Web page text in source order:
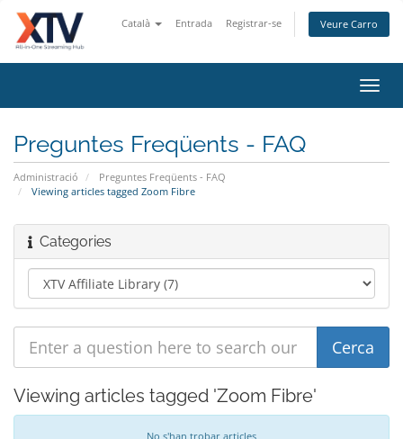
Català Entrada Registrar-se Veure Carro
Preguntes Freqüents - FAQ
Administració
Preguntes Freqüents - FAQ
Viewing articles tagged Zoom Fibre
Categories
Viewing articles tagged 'Zoom Fibre'
No s'han trobar articles